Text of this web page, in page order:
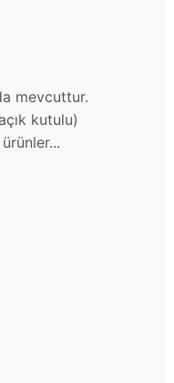
mevcuttur.
kutulu)